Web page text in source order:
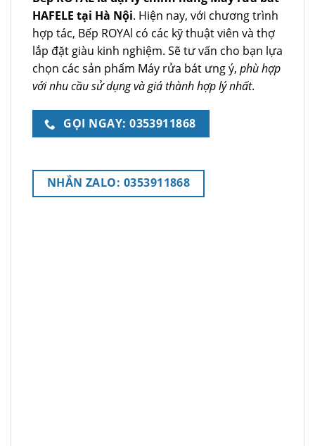
HAFELE tại Hà Nội. Hiện nay, với chương trình
hợp tác, Bếp ROYAl có các kỹ thuật viên và thợ
lắp đặt giàu kinh nghiệm. Sẽ tư vấn cho bạn lựa
chọn các sản phẩm Máy rửa bát ưng ý, phù hợp
với nhu cầu sử dụng và giá thành hợp lý nhất.
GỌI NGAY: 0353911868
NHẮN ZALO: 0353911868